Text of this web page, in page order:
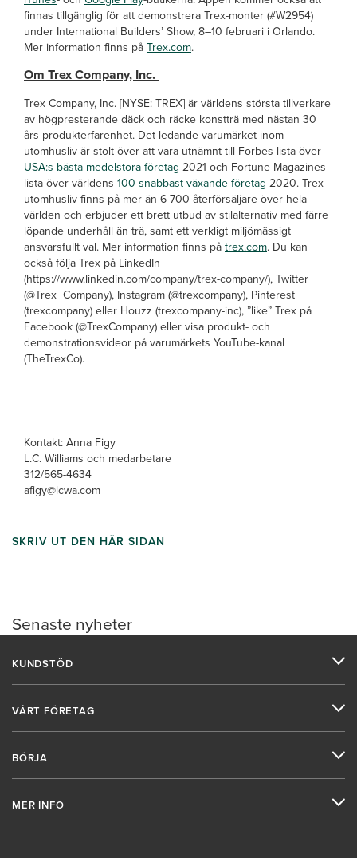
Senaste nyheter
finnas tillgänglig för att demonstrera Trex-monter (#W2954)
under International Builders’ Show, 8–10 februari i Orlando.
Mer information finns på Trex.com.
Om Trex Company, Inc.
Trex Company, Inc. [NYSE: TREX] är världens största tillverkare
av högpresterande däck och räcke konstträ med nästan 30
års produkterfarenhet. Det ledande varumärket inom
utomhusliv är stolt över att vara utnämnt till Forbes lista över
USA:s bästa medelstora företag 2021 och Fortune Magazines
lista över världens 100 snabbast växande företag 2020. Trex
utomhusliv finns på mer än 6 700 återförsäljare över hela
världen och erbjuder ett brett utbud av stilalternativ med färre
löpande underhåll än trä, samt ett verkligt miljömässigt
ansvarsfullt val. Mer information finns på trex.com. Du kan
också följa Trex på LinkedIn
(https://www.linkedin.com/company/trex-company/), Twitter
(@Trex_Company), Instagram (@trexcompany), Pinterest
(trexcompany) eller Houzz (trexcompany-inc), ”like” Trex på
Facebook (@TrexCompany) eller visa produkt- och
demonstrationsvideor på varumärkets YouTube-kanal
(TheTrexCo).
Kontakt: Anna Figy
L.C. Williams och medarbetare
312/565-4634
afigy@lcwa.com
SKRIV UT DEN HÄR SIDAN
KUNDSTÖD
VÅRT FÖRETAG
BÖRJA
MER INFO